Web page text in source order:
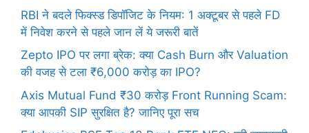
RBI ने बदले फिक्स्ड डिपॉजिट के नियम: 1 अक्टूबर से पहले FD
में निवेश करने से पहले जान लें ये जरूरी बातें
Zepto IPO पर लगा ब्रेक: क्या Cash Burn और Valuation
की वजह से टला ₹6,000 करोड़ का IPO?
Axis Mutual Fund ₹30 करोड़ Front Running Scam:
क्या आपकी SIP सुरक्षित है? जानिए पूरा सच